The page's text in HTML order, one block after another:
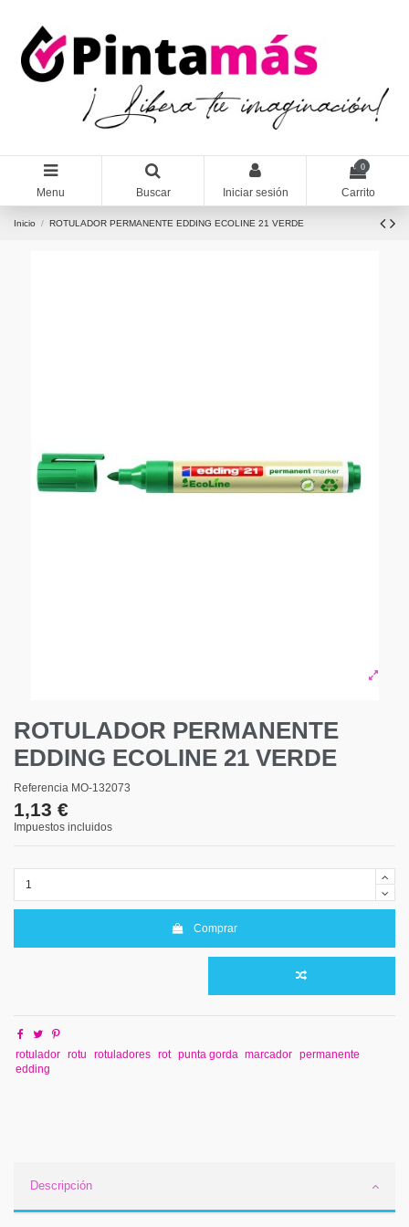
Menu Buscar Iniciar sesión
0
Carrito
Inicio ROTULADOR PERMANENTE EDDING ECOLINE 21 VERDE
ROTULADOR PERMANENTE
EDDING ECOLINE 21 VERDE
Referencia MO-132073
1,13 €
Impuestos incluidos
Comprar
rotulador rotu rotuladores rot punta gorda marcador permanente
edding
Descripción